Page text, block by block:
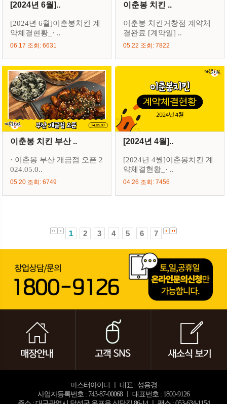
[2024년 6월]..
[2024년 6월]이춘봉치킨 계
약체결현황_· ..
06.17 조회: 6631
이춘봉 치킨 ..
이춘봉 치킨거창점 계약체
결완료 [계약일] ..
05.22 조회: 7822
이춘봉 치킨 부산 ..
· 이춘봉 부산 개금점 오픈 2
024.05.0..
05.20 조회: 6749
[2024년 4월]..
[2024년 4월]이춘봉치킨 계
약체결현황_· ..
04.26 조회: 7456
1 2 3 4 5 6 7
마스터아이디 ㅣ 대표 : 성용경
사업자등록번호 : 743-87-00068 ㅣ 대표번호 : 1800-9126